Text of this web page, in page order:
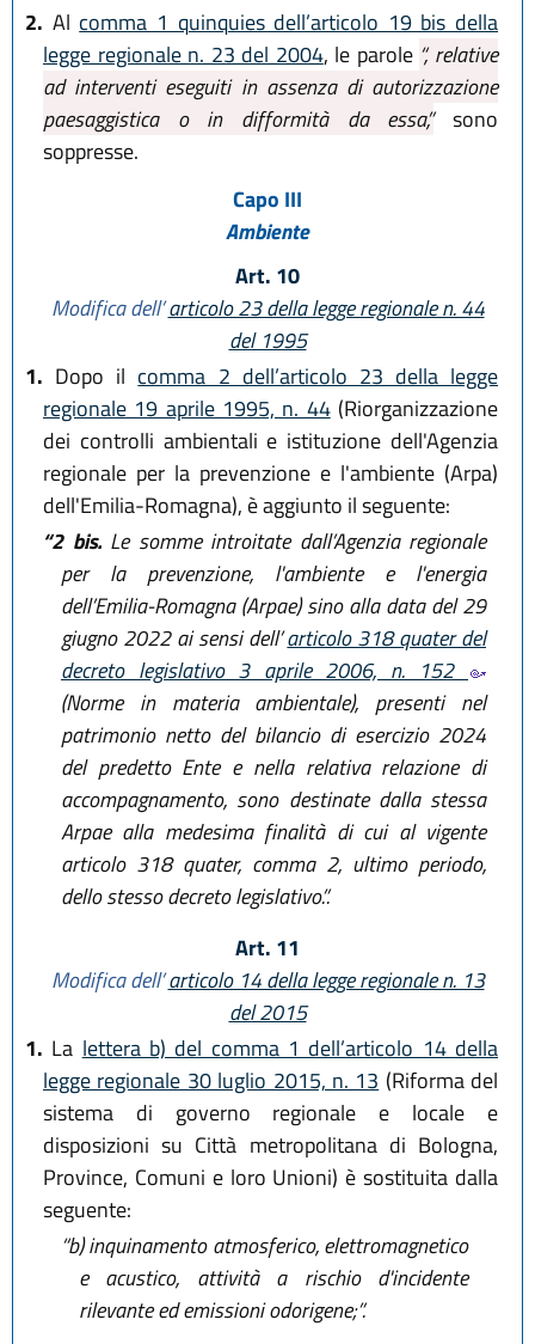
2. Al comma 1 quinquies dell’articolo 19 bis della
legge regionale n. 23 del 2004, le parole “, relative
ad interventi eseguiti in assenza di autorizzazione
paesaggistica o in difformità da essa,”sono
soppresse.
Capo III
Ambiente
Art. 10
Modifica dell’articolo 23 della legge regionale n. 44
del 1995
1. Dopo il comma 2 dell’articolo 23 della legge
regionale 19 aprile 1995, n. 44(Riorganizzazione
dei controlli ambientali e istituzione dell'Agenzia
regionale per la prevenzione e l'ambiente (Arpa)
dell'Emilia-Romagna), è aggiunto il seguente:
“2 bis.Le somme introitate dall’Agenzia regionale
per la prevenzione, l'ambiente e l'energia
dell’Emilia-Romagna (Arpae) sino alla data del 29
giugno 2022 ai sensi dell’articolo 318 quater del
decreto legislativo 3 aprile 2006, n. 152
(Norme in materia ambientale), presenti nel
patrimonio netto del bilancio di esercizio 2024
del predetto Ente e nella relativa relazione di
accompagnamento, sono destinate dalla stessa
Arpae alla medesima finalità di cui al vigente
articolo 318 quater, comma 2, ultimo periodo,
dello stesso decreto legislativo.”.
Art. 11
Modifica dell’articolo 14 della legge regionale n. 13
del 2015
1. La lettera b) del comma 1 dell’articolo 14 della
legge regionale 30 luglio 2015, n. 13 (Riforma del
sistema di governo regionale e locale e
disposizioni su Città metropolitana di Bologna,
Province, Comuni e loro Unioni) è sostituita dalla
seguente:
“b)inquinamento atmosferico, elettromagnetico
e acustico, attività a rischio d'incidente
rilevante ed emissioni odorigene;”.